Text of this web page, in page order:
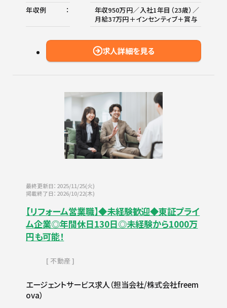
年収例
年収950万円／入社1年目（23歳）／
月給37万円＋インセンティブ＋賞与
求人詳細を見る
最終更新日：2025/11/25(火)
掲載終了日：2026/10/22(木)
【リフォーム営業職】◆未経験歓迎◆東証プライ
ム企業◎年間休日130日◎未経験から1000万
円も可能！
不動産
エージェントサービス求人（担当会社/株式会社freem
ova）